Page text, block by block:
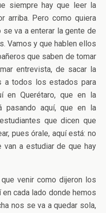
siempre hay que leer la
arriba. Pero como quiera
va a enterar la gente de
Vamos y que hablen ellos
que saben de tomar
entrevista, de sacar la
a todos los estados para
en Querétaro, que en la
pasando aquí, que en la
que dicen que
pues órale, aquí está: no
a estudiar de que hay
venir como dijeron los
cada lado donde hemos
nos se va a quedar sola,